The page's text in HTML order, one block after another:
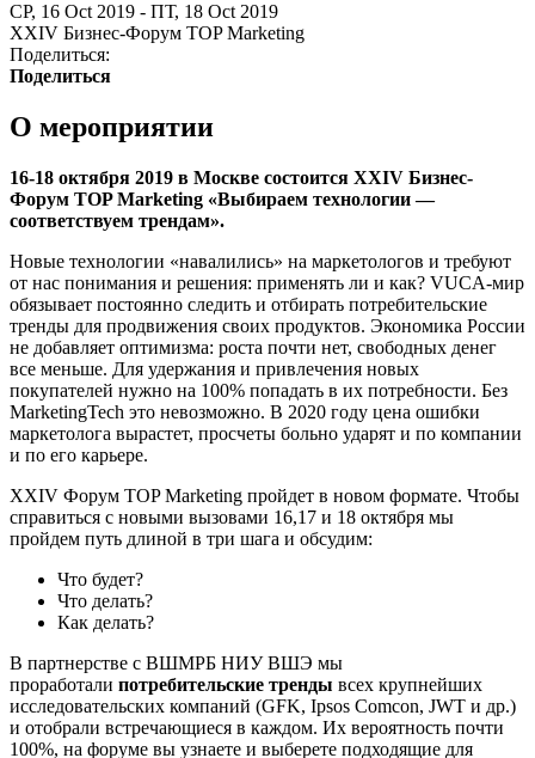
СР, 16 Oct 2019 - ПТ, 18 Oct 2019
XXIV Бизнес-Форум TOP Marketing
Поделиться:
Поделиться
О мероприятии
16-18 октября 2019 в Москве состоится XXIV Бизнес-
Форум TOP Marketing «Выбираем технологии —
соответствуем трендам».
Новые технологии «навалились» на маркетологов и требуют
от нас понимания и решения: применять ли и как? VUCA-мир
обязывает постоянно следить и отбирать потребительские
тренды для продвижения своих продуктов. Экономика России
не добавляет оптимизма: роста почти нет, свободных денег
все меньше. Для удержания и привлечения новых
покупателей нужно на 100% попадать в их потребности. Без
MarketingTech это невозможно. В 2020 году цена ошибки
маркетолога вырастет, просчеты больно ударят и по компании
и по его карьере.
XXIV Форум TOP Marketing пройдет в новом формате. Чтобы
справиться с новыми вызовами 16,17 и 18 октября мы
пройдем путь длиной в три шага и обсудим:
Что будет?
Что делать?
Как делать?
В партнерстве с ВШМРБ НИУ ВШЭ мы
проработали потребительские тренды всех крупнейших
исследовательских компаний (GFK, Ipsos Comcon, JWT и др.)
и отобрали встречающиеся в каждом. Их вероятность почти
100%, на форуме вы узнаете и выберете подходящие для